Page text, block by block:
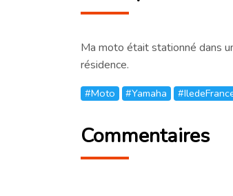
Ma moto était stationné dans
résidence.
#Moto #Yamaha
Commentaires